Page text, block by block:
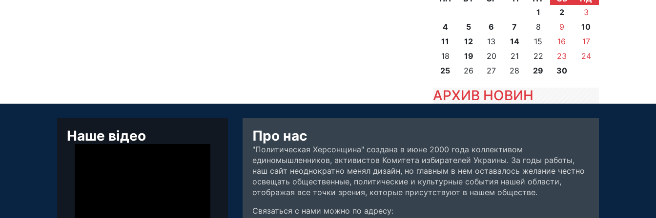
1
2
3
4
5 6 7 8 9
10
11
12 13 14 15 16
17
18
19 20 21 22 23
24
25
26 27 28 29 30
АРХИВ НОВИН
Наше відео Про нас
"Политическая Херсонщина" создана в июне 2000 года коллективом
единомышленников, активистов Комитета избирателей Украины. За годы работы,
наш сайт неоднократно менял дизайн, но главным в нем оставалось желание честно
освещать общественные, политические и культурные события нашей области,
отображая все точки зрения, которые присутствуют в нашем обществе.
Связаться с нами можно по адресу: